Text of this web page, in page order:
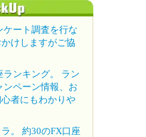
ケート調査を行な
けしますがご協
ンキング。 ラン
ンペーン情報、お
者にもわかりや
。 約30のFX口座